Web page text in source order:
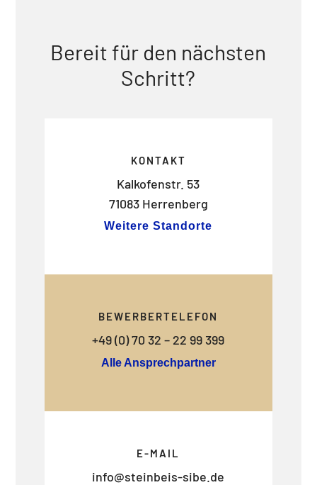
Bereit für den nächsten
Schritt?
KONTAKT
Kalkofenstr. 53
71083 Herrenberg
Weitere Standorte
BEWERBERTELEFON
+49 (0) 70 32 – 22 99 399
Alle Ansprechpartner
E-MAIL
info@steinbeis-sibe.de